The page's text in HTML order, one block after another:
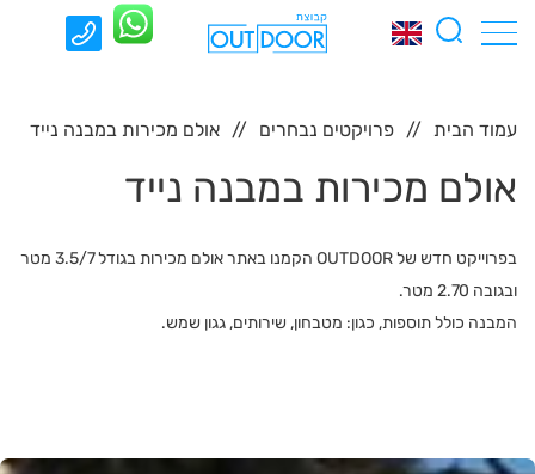
עמוד הבית פרויקטים נבחרים אולם מכירות במבנה נייד
אולם מכירות במבנה נייד
בפרוייקט חדש של OUTDOOR הקמנו באתר אולם מכירות בגודל 3.5/7 מטר
ובגובה 2.70 מטר.
המבנה כולל תוספות, כגון: מטבחון, שירותים, גגון שמש.